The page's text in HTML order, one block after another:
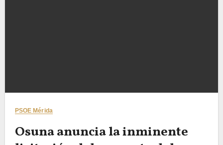
PSOE Mérida
Osuna anuncia la inminente